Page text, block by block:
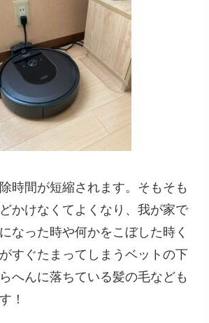
時間が短縮されます。そもそも
かけなくてよくなり、我が家で
なった時や何かをこぼした時く
すぐたまってしまうベットの下
へんに落ちている髪の毛なども
！